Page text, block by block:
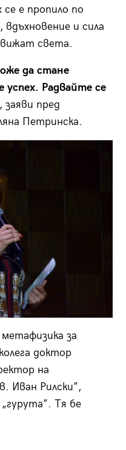
е пропило по
и сила
света.
да стане
успех. Радвайте се
, заяви пред
Петринска.
за
доктор
на
Иван Рилски”,
Тя бе